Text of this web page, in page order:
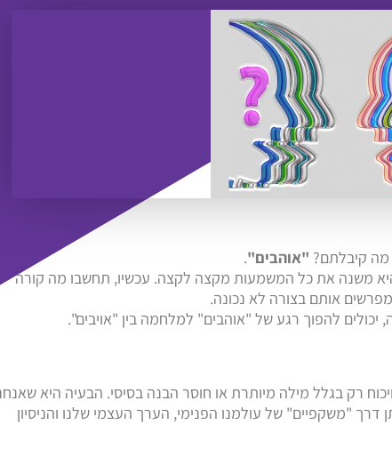
מה קיבלתם? "אוהבים".
משנה את כל המשמעות מקצה לקצה. עכשיו, תחשבו מה קורה
אותם בצורה לא נכונה.
יכולים להפוך רגע של "אוהבים" למלחמה בין "אויבים".
רק בגלל מילה מיותרת או חוסר הבנה בסיסי. הבעיה היא
דרך "משקפיים" של עולמנו הפנימי, הערך העצמי שלנו והניסיון